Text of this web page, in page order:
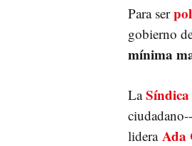
Para ser
gobierno
mínima
La
lidera Ada